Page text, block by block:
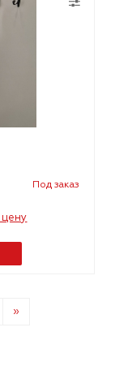
Под заказ
цену
»